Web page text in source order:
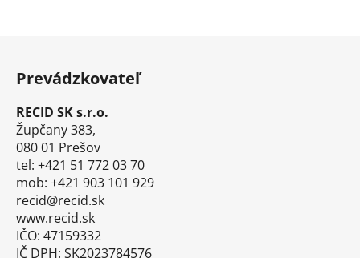
Prevádzkovateľ
RECID SK s.r.o.
Župčany 383,
080 01 Prešov
tel: +421 51 772 03 70
mob: +421 903 101 929
recid@recid.sk
www.recid.sk
IČO: 47159332
IČ DPH: SK2023784576